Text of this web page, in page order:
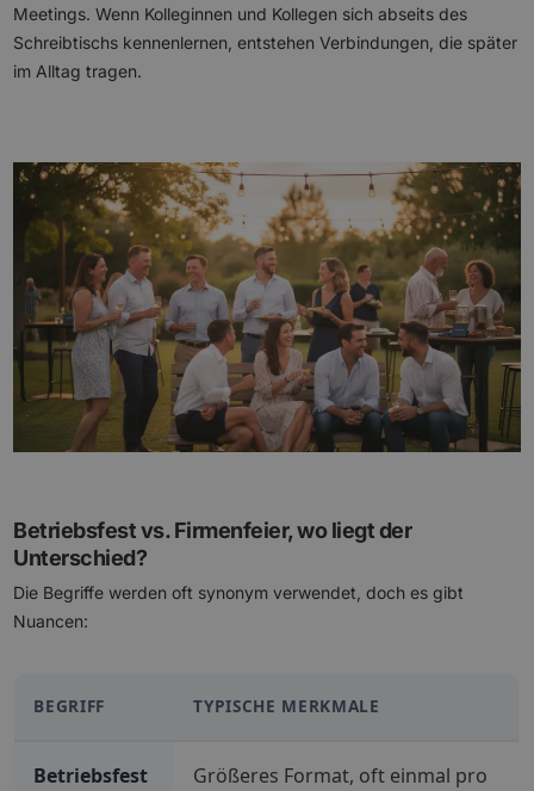
Meetings. Wenn Kolleginnen und Kollegen sich abseits des
Schreibtischs kennenlernen, entstehen Verbindungen, die später
im Alltag tragen.
Betriebsfest vs. Firmenfeier, wo liegt der
Unterschied?
Die Begriffe werden oft synonym verwendet, doch es gibt
Nuancen:
BEGRIFF TYPISCHE MERKMALE
Betriebsfest Größeres Format, oft einmal pro